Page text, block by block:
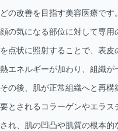
どの改善を目指す美容医療です。
顔の気になる部位に対して専
を点状に照射することで、表
熱エネルギーが加わり、組織が
その後、肌が正常組織へと再
要とされるコラーゲンやエラ
され、肌の凹凸や肌質の根本的